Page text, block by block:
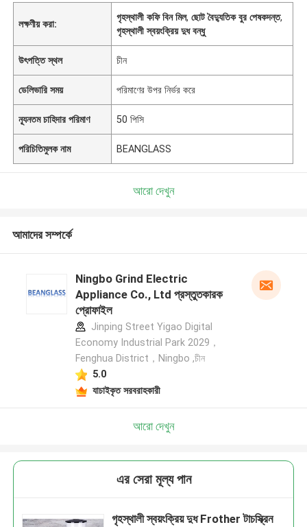
লক্ষণীয় করা:
গৃহস্থালী কফি বিন মিল,ছোট বৈদ্যুতিক বুর পেষকদন্ত,
গৃহস্থালী স্বয়ংক্রিয় দুধ বন্ধু
উৎপত্তি স্থল চীন
ডেলিভারি সময় পরিমাণের উপর নির্ভর করে
ন্যূনতম চাহিদার পরিমাণ 50 পিসি
পরিচিতিমুলক নাম BEANGLASS
আরো দেখুন
আমাদের সম্পর্কে
Ningbo Grind Electric
Appliance Co., Ltd প্রস্তুতকারক
প্রোফাইল
Jinping Street Yigao Digital
Economy Industrial Park 2029，
Fenghua District，Ningbo ,চীন
5.0
যাচাইকৃত সরবরাহকারী
আরো দেখুন
এর সেরা মূল্য পান
গৃহস্থালী স্বয়ংক্রিয় দুধ Frother টাচস্ক্রিন